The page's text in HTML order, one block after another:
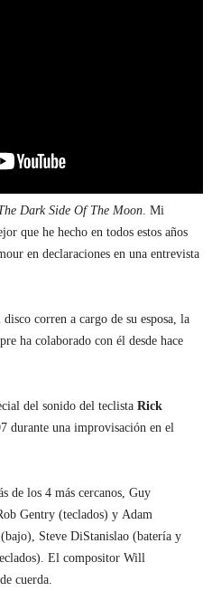
Dark Side Of The Moon. Mi
que he hecho en todos estos años
en declaraciones en una entrevista
corren a cargo de su esposa, la
ha colaborado con él desde hace
del sonido del teclista Rick
durante una improvisación en el
de los 4 más cercanos, Guy
Gentry (teclados) y Adam
Steve DiStanislao (batería y
El compositor Will
cuerda.